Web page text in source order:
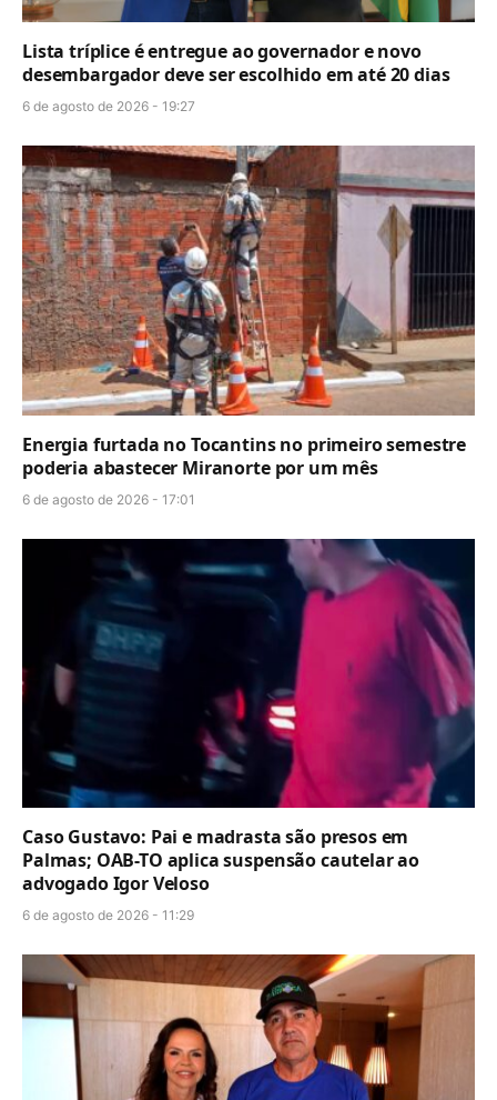
Lista tríplice é entregue ao governador e novo
desembargador deve ser escolhido em até 20 dias
6 de agosto de 2026 - 19:27
Energia furtada no Tocantins no primeiro semestre
poderia abastecer Miranorte por um mês
6 de agosto de 2026 - 17:01
Caso Gustavo: Pai e madrasta são presos em
Palmas; OAB-TO aplica suspensão cautelar ao
advogado Igor Veloso
6 de agosto de 2026 - 11:29